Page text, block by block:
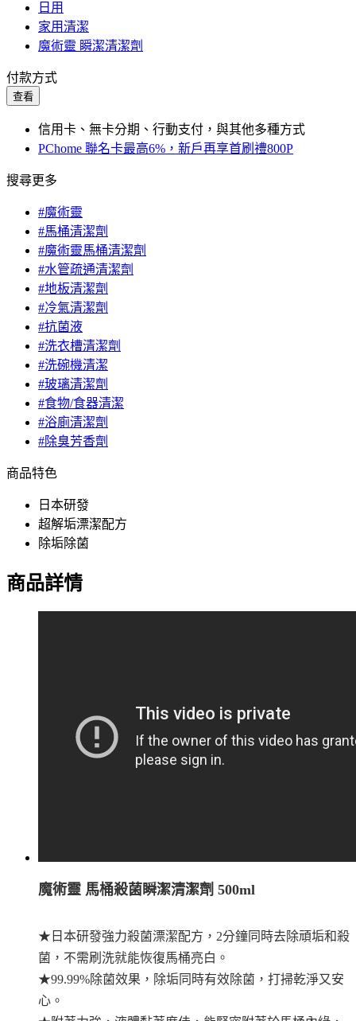
日用
家用清潔
魔術靈 瞬潔清潔劑
付款方式
查看
信用卡、無卡分期、行動支付，與其他多種方式
PChome 聯名卡最高6%，新戶再享首刷禮800P
搜尋更多
#魔術靈
#馬桶清潔劑
#魔術靈馬桶清潔劑
#水管疏通清潔劑
#地板清潔劑
#冷氣清潔劑
#抗菌液
#洗衣槽清潔劑
#洗碗機清潔
#玻璃清潔劑
#食物/食器清潔
#浴廁清潔劑
#除臭芳香劑
商品特色
日本研發
超解垢漂潔配方
除垢除菌
商品詳情
魔術靈 馬桶殺菌瞬潔清潔劑 500ml
★日本研發強力殺菌漂潔配方，2分鐘同時去除頑垢和殺
菌，不需刷洗就能恢復馬桶亮白。
★99.99%除菌效果，除垢同時有效除菌，打掃乾淨又安
心。